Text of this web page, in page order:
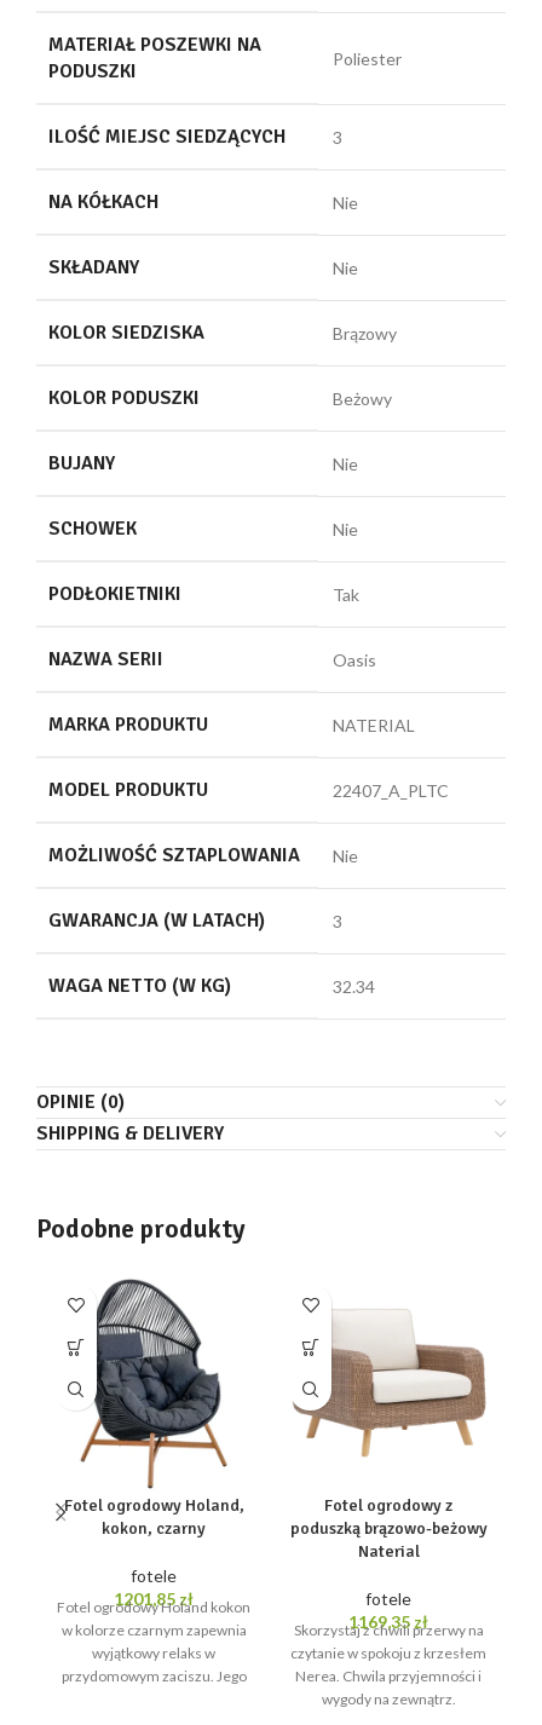
MATERIAŁ POSZEWKI NA
PODUSZKI
Poliester
ILOŚĆ MIEJSC SIEDZĄCYCH 3
NA KÓŁKACH Nie
SKŁADANY Nie
KOLOR SIEDZISKA Brązowy
KOLOR PODUSZKI Beżowy
BUJANY Nie
SCHOWEK Nie
PODŁOKIETNIKI Tak
NAZWA SERII Oasis
MARKA PRODUKTU NATERIAL
MODEL PRODUKTU 22407_A_PLTC
MOŻLIWOŚĆ SZTAPLOWANIA Nie
GWARANCJA (W LATACH) 3
WAGA NETTO (W KG) 32.34
OPINIE (0)
SHIPPING & DELIVERY
Podobne produkty
Fotel ogrodowy Holand,
kokon, czarny
fotele
1201,85 zł
Fotel ogrodowy Holand kokon
w kolorze czarnym zapewnia
wyjątkowy relaks w
przydomowym zaciszu. Jego
Fotel ogrodowy z
poduszką brązowo-beżowy
Naterial
fotele
1169,35 zł
Skorzystaj z chwili przerwy na
czytanie w spokoju z krzesłem
Nerea. Chwila przyjemności i
wygody na zewnątrz.